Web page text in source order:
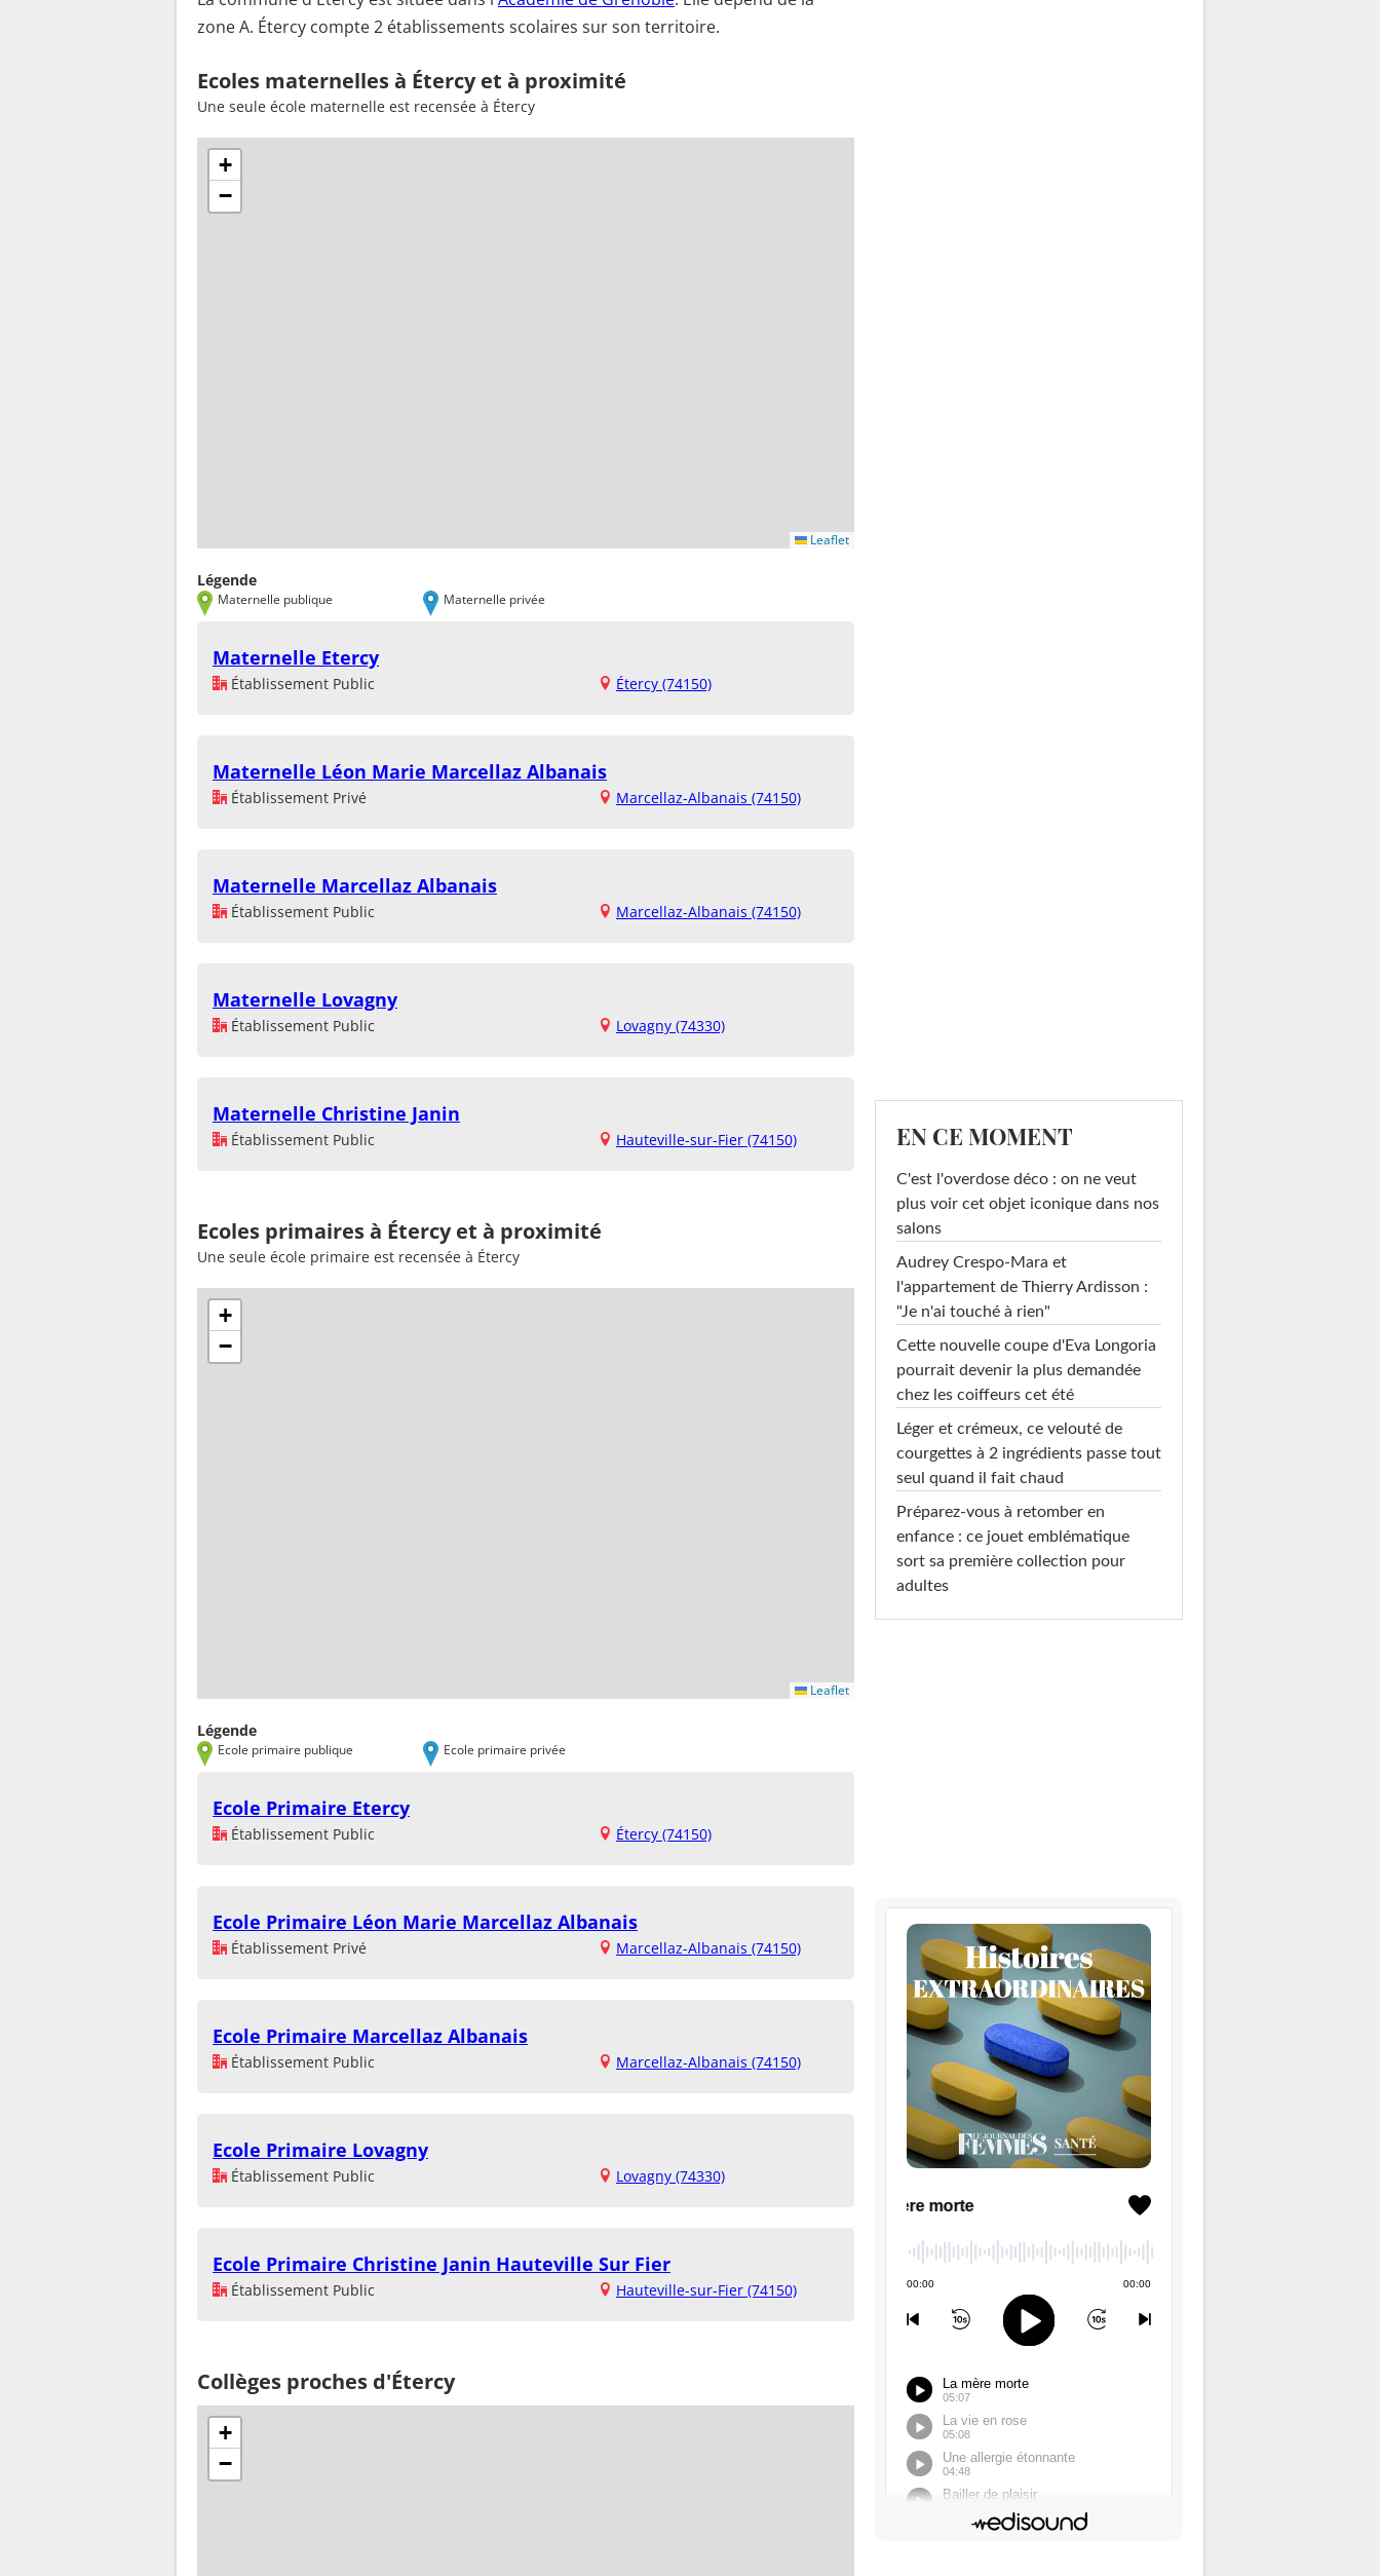
zone A. Étercy compte 2 établissements scolaires sur son territoire.
Ecoles maternelles à Étercy et à proximité
Une seule école maternelle est recensée à Étercy
+
−
Leaflet
Légende
Maternelle publique Maternelle privée
Maternelle Etercy
Établissement Public Étercy (74150)
Maternelle Léon Marie Marcellaz Albanais
Établissement Privé Marcellaz-Albanais (74150)
Maternelle Marcellaz Albanais
Établissement Public Marcellaz-Albanais (74150)
Maternelle Lovagny
Établissement Public Lovagny (74330)
Maternelle Christine Janin
Établissement Public Hauteville-sur-Fier (74150)
Ecoles primaires à Étercy et à proximité
Une seule école primaire est recensée à Étercy
+
−
Leaflet
Légende
Ecole primaire publique Ecole primaire privée
Ecole Primaire Etercy
Établissement Public Étercy (74150)
Ecole Primaire Léon Marie Marcellaz Albanais
Établissement Privé Marcellaz-Albanais (74150)
Ecole Primaire Marcellaz Albanais
Établissement Public Marcellaz-Albanais (74150)
Ecole Primaire Lovagny
Établissement Public Lovagny (74330)
Ecole Primaire Christine Janin Hauteville Sur Fier
Établissement Public Hauteville-sur-Fier (74150)
Collèges proches d'Étercy
+
−
EN CE MOMENT
C'est l'overdose déco : on ne veut
plus voir cet objet iconique dans nos
salons
Audrey Crespo-Mara et
l'appartement de Thierry Ardisson :
"Je n'ai touché à rien"
Cette nouvelle coupe d'Eva Longoria
pourrait devenir la plus demandée
chez les coiffeurs cet été
Léger et crémeux, ce velouté de
courgettes à 2 ingrédients passe tout
seul quand il fait chaud
Préparez-vous à retomber en
enfance : ce jouet emblématique
sort sa première collection pour
adultes